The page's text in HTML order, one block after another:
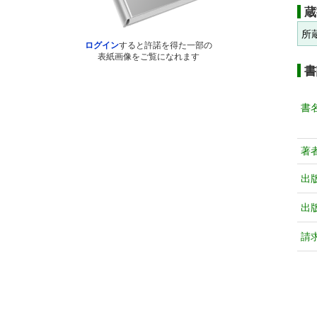
ログインすると許諾を得た一部の
表紙画像をご覧になれます
所
書
著
出
出
請